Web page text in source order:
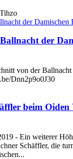
der
von der Ballnacht
Dnn2p9o0J30
beim Oiden
- Ein weiterer
Schäffler, die